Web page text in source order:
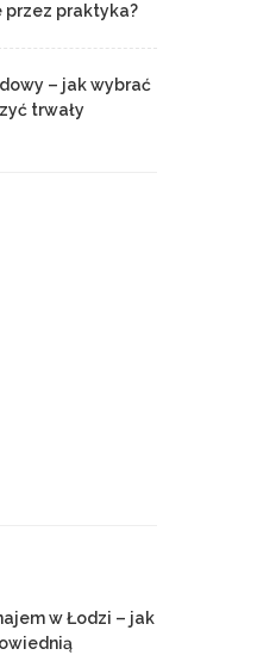
przez praktyka?
– jak wybrać
trwały
w Łodzi – jak